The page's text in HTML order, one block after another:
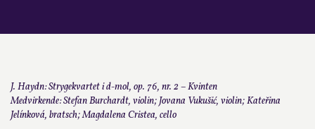
J. Haydn: Strygekvartet i d-mol, op. 76, nr. 2 – Kvinten
Medvirkende: Stefan Burchardt, violin; Jovana Vukušić, violin; Kateřina
Jelínková, bratsch; Magdalena Cristea, cello